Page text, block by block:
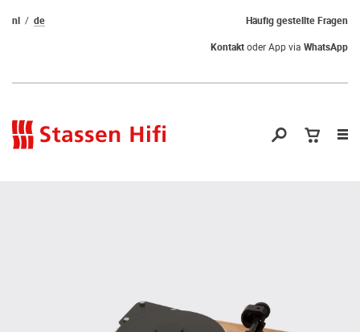
Häufig gestellte Fragen
nl
de
Kontaktoder App via WhatsApp